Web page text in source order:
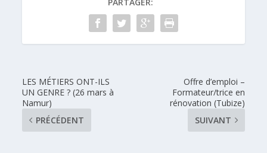
LES MÉTIERS ONT-ILS
UN GENRE ? (26 mars à
Namur)
PRÉCÉDENT
Offre d’emploi –
Formateur/trice en
rénovation (Tubize)
SUIVANT